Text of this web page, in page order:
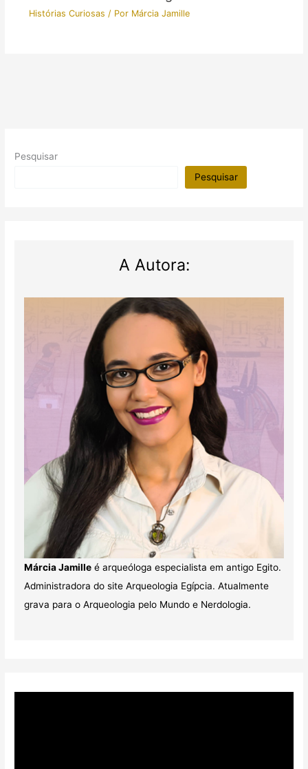
Histórias Curiosas / Por Márcia Jamille
Pesquisar
Pesquisar
A Autora:
Márcia Jamilleé arqueóloga especialista em antigo Egito.
Administradora do site Arqueologia Egípcia. Atualmente
grava para o Arqueologia pelo Mundo e Nerdologia.